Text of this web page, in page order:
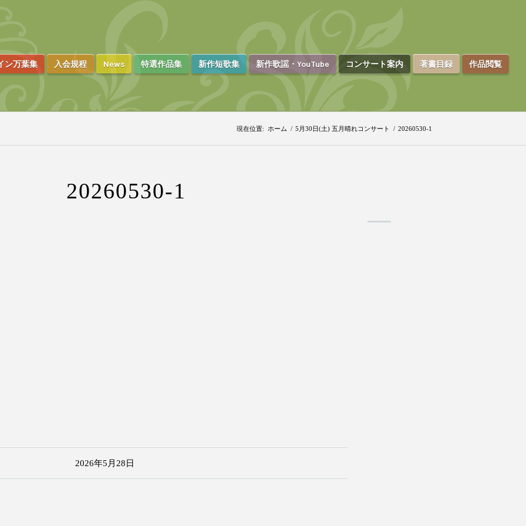
ン万葉集 入会規程 News 特選作品集 新作短歌集 新作歌謡・YouTube コンサート案内 著書目録 作品閲覧
現在位置: ホーム / 5月30日(土) 五月晴れコンサート / 20260530-1
20260530-1
2026年5月28日